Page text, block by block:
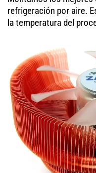
refrigeración por aire.
la temperatura del